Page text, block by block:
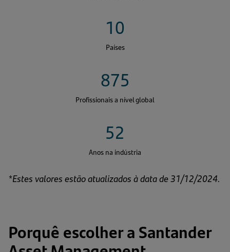
10
Países
875
Profissionais a nível global
52
Anos na indústria
*Estes valores estão atualizados à data de 31/12/2024.
Porquê escolher a Santander